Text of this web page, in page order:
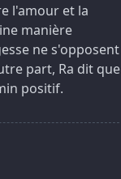
l'amour et la
manière
ne s'opposent
part, Ra dit que
positif.